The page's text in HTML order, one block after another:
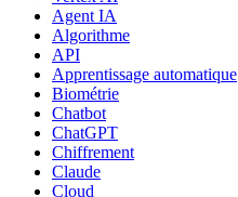
Agent IA
Algorithme
API
Apprentissage automatique
Biométrie
Chatbot
ChatGPT
Chiffrement
Claude
Cloud